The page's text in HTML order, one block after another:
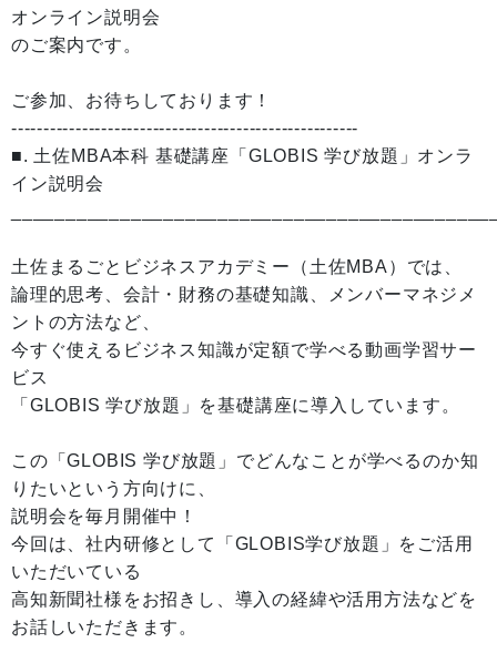
オンライン説明会
のご案内です。
ご参加、お待ちしております！
------------------------------------------------------
■. 土佐MBA本科 基礎講座「GLOBIS 学び放題」オンラ
イン説明会
土佐まるごとビジネスアカデミー（土佐MBA）では、
論理的思考、会計・財務の基礎知識、メンバーマネジメ
ントの方法など、
今すぐ使えるビジネス知識が定額で学べる動画学習サー
ビス
「GLOBIS 学び放題」を基礎講座に導入しています。
この「GLOBIS 学び放題」でどんなことが学べるのか知
りたいという方向けに、
説明会を毎月開催中！
今回は、社内研修として「GLOBIS学び放題」をご活用
いただいている
高知新聞社様をお招きし、導入の経緯や活用方法などを
お話しいただきます。